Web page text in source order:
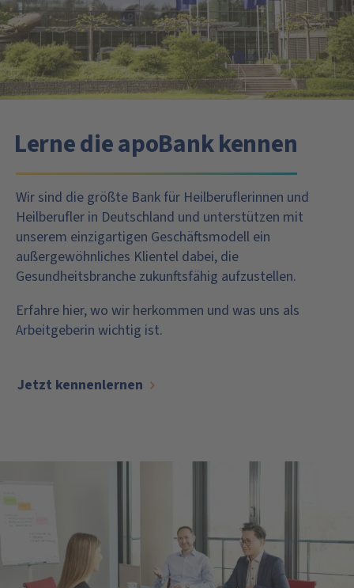
Lerne die apoBank kennen
Wir sind die größte Bank für Heilberuflerinnen und
Heilberufler in Deutschland und unterstützen mit
unserem einzigartigen Geschäftsmodell ein
außergewöhnliches Klientel dabei, die
Gesundheitsbranche zukunftsfähig aufzustellen.
Erfahre hier, wo wir herkommen und was uns als
Arbeitgeberin wichtig ist.
Jetzt kennenlernen